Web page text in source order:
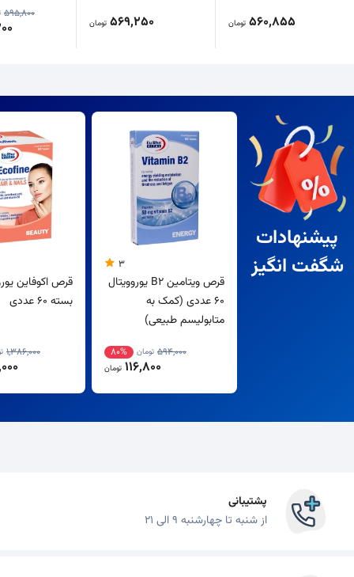
560,855 تومان 569,250 تومان
595,800
پیشنهادات
شگفت انگیز
3
قرص ویتامین B2 یوروویتال
60 عددی (کمک به
متابولیسم طبیعی)
594,000 تومان 80%
116,800 تومان
قرص اکوفاین
بسته 60 عددی
1,386,000
پشتیبانی
از شنبه تا چهارشنبه 9 الی 21